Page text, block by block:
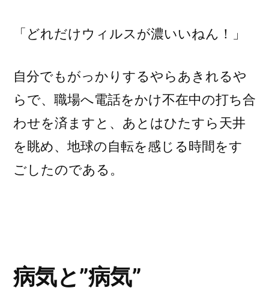
「どれだけウィルスが濃いいねん！」
自分でもがっかりするやらあきれるや
らで、職場へ電話をかけ不在中の打ち合
わせを済ますと、あとはひたすら天井
を眺め、地球の自転を感じる時間をす
ごしたのである。
病気と”病気”